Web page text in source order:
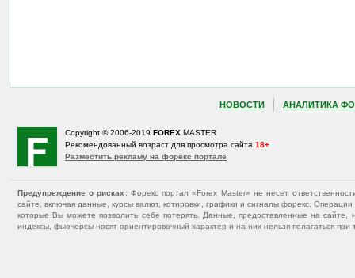
НОВОСТИ АНАЛИТИКА
Copyright © 2006-2019 FOREX MASTER
Рекомендованный возраст для просмотра сайта 18+
Разместить рекламу на форекс портале
Предупреждение о рисках : Форекс портал «Forex Master» не несет
сайте, включая данные, курсы валют, котировки, графики и сигналы форекс.
которые Вы можете позволить себе потерять. Данные, предоставленные на
индексы, фьючерсы носят ориентировочный характер и на них нельзя полагаться при